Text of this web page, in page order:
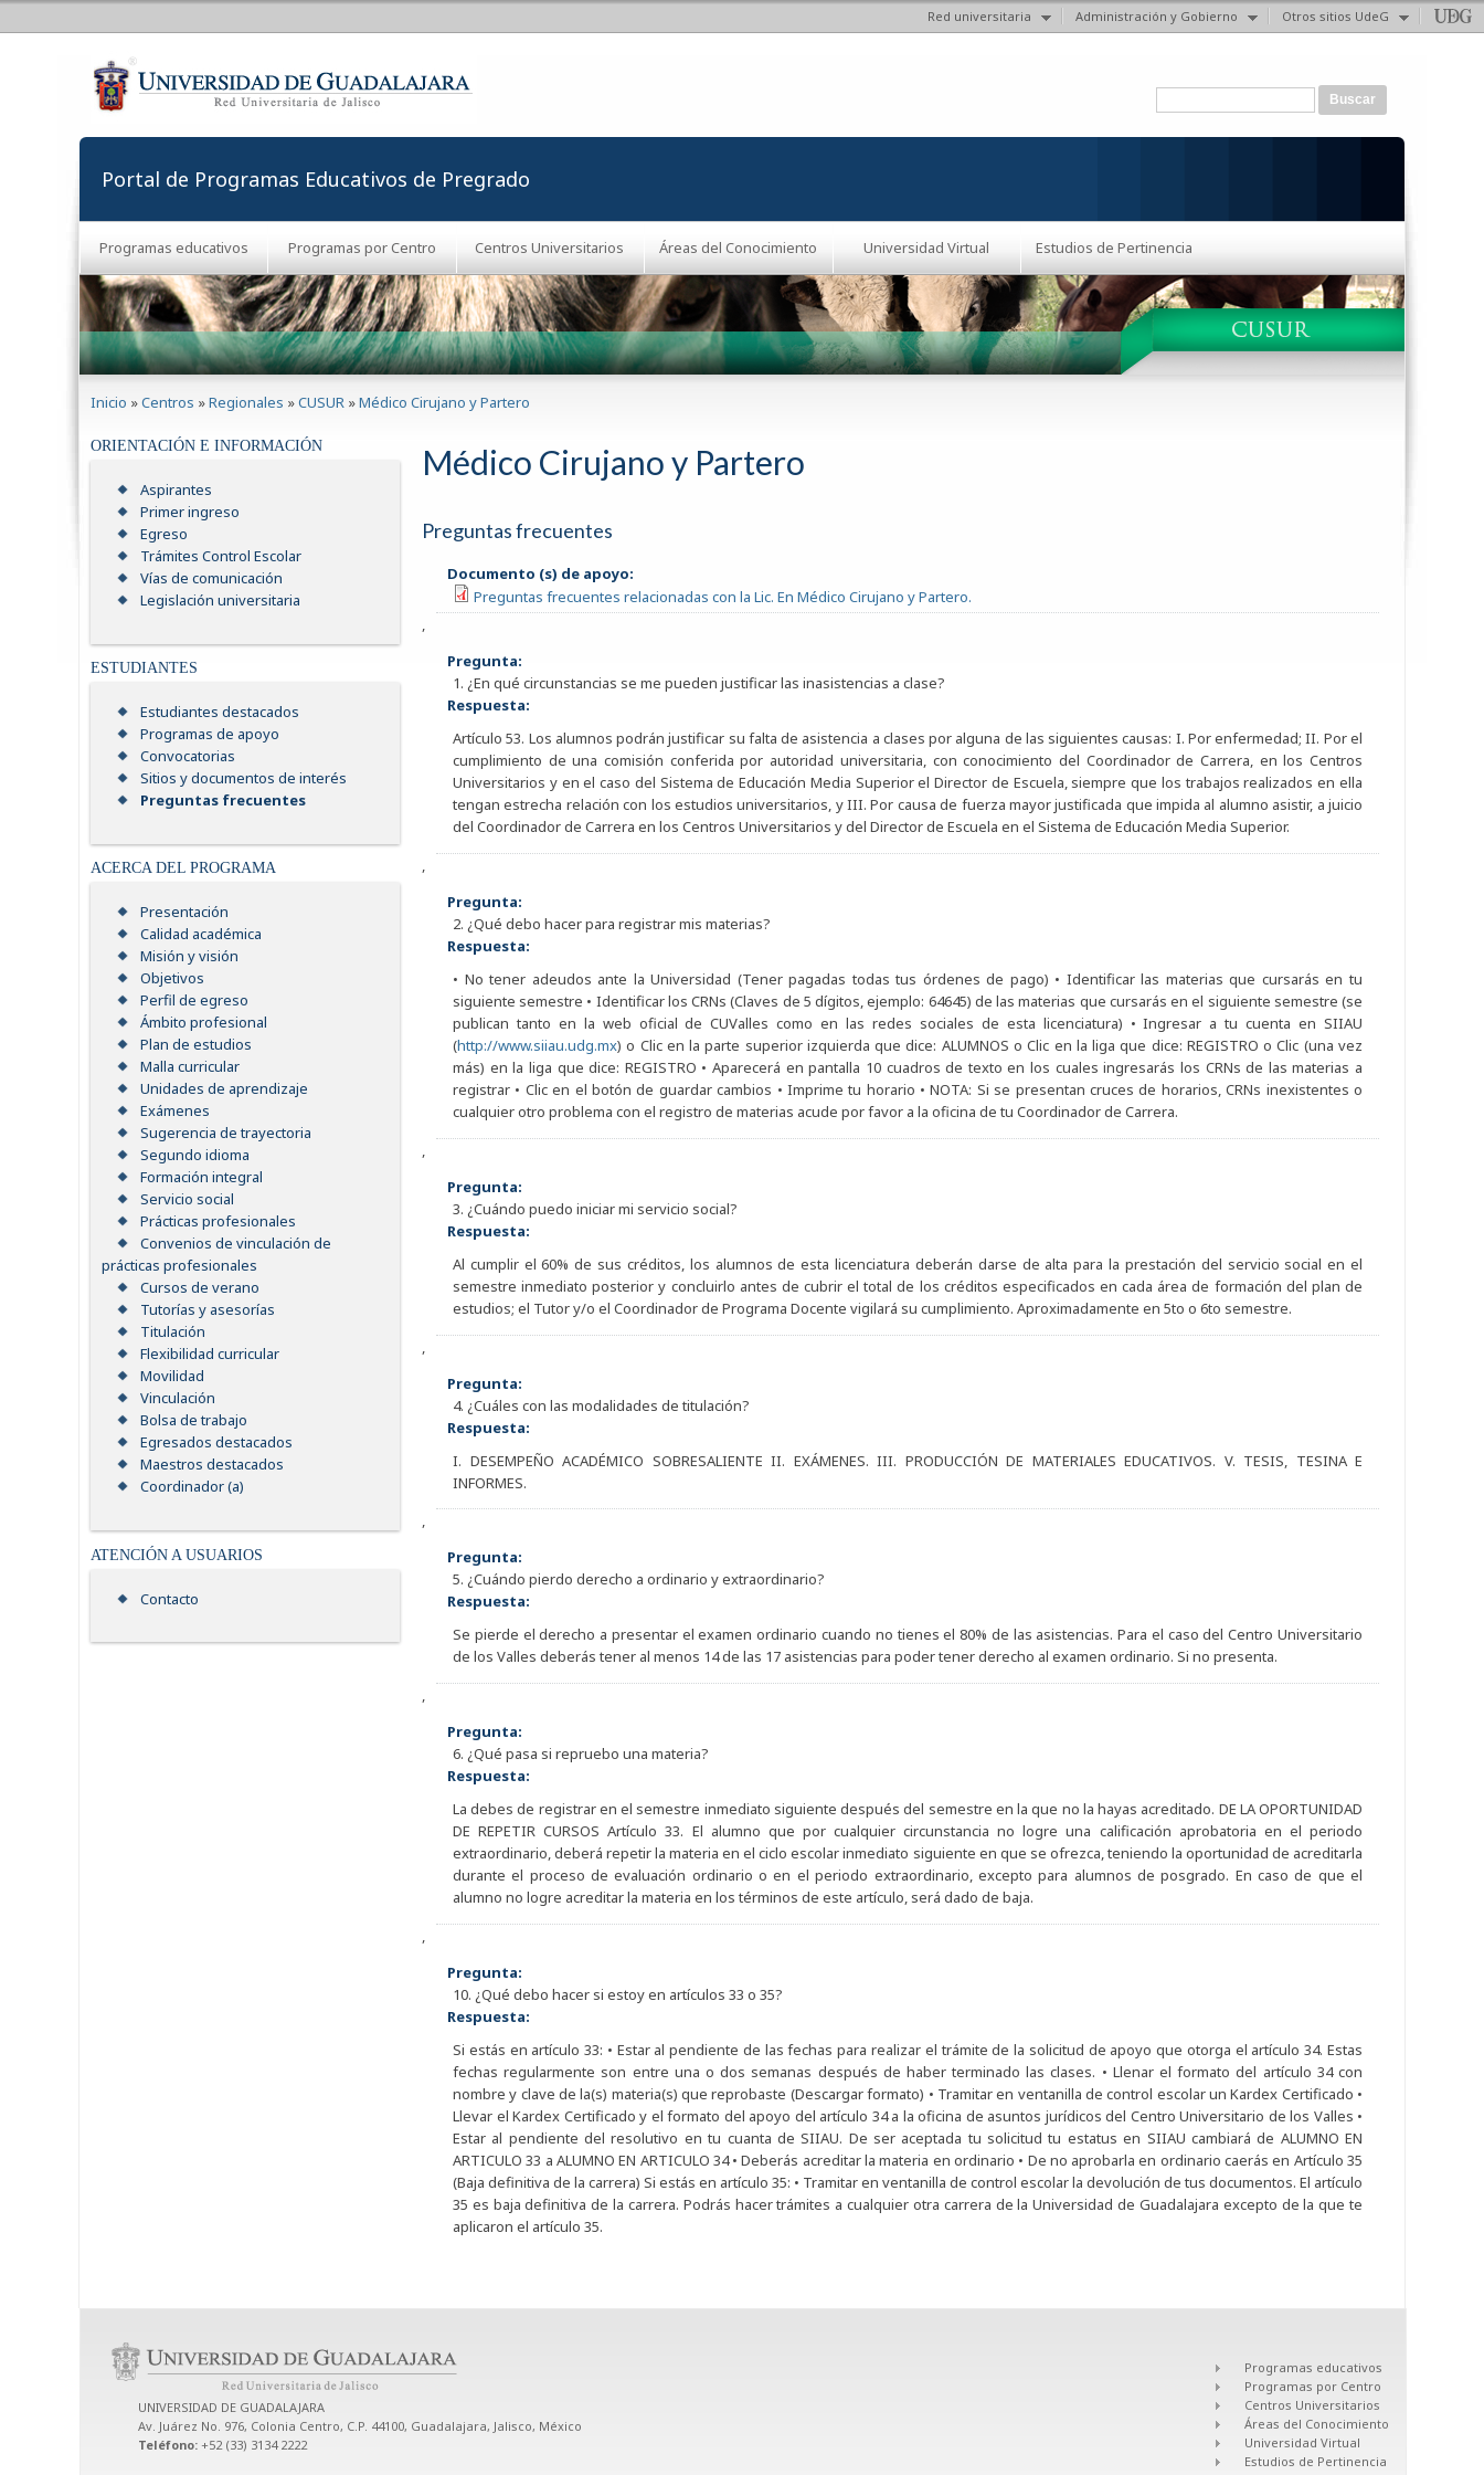
Red universitaria Administración y Gobierno Otros sitios UdeG
Formulario de búsqueda
Portal de Programas Educativos de Pregrado
Programas educativos Programas por Centro Centros Universitarios Áreas del Conocimiento Universidad Virtual Estudios de Pertinencia
Inicio »Centros »Regionales »CUSUR »Médico Cirujano y Partero
ORIENTACIÓN E INFORMACIÓN
Aspirantes
Primer ingreso
Egreso
Trámites Control Escolar
Vías de comunicación
Legislación universitaria
ESTUDIANTES
Estudiantes destacados
Programas de apoyo
Convocatorias
Sitios y documentos de interés
Preguntas frecuentes
ACERCA DEL PROGRAMA
Presentación
Calidad académica
Misión y visión
Objetivos
Perfil de egreso
Ámbito profesional
Plan de estudios
Malla curricular
Unidades de aprendizaje
Exámenes
Sugerencia de trayectoria
Segundo idioma
Formación integral
Servicio social
Prácticas profesionales
Convenios de vinculación de
prácticas profesionales
Cursos de verano
Tutorías y asesorías
Titulación
Flexibilidad curricular
Movilidad
Vinculación
Bolsa de trabajo
Egresados destacados
Maestros destacados
Coordinador (a)
ATENCIÓN A USUARIOS
Contacto
Médico Cirujano y Partero
Preguntas frecuentes
Documento (s) de apoyo:
Preguntas frecuentes relacionadas con la Lic. En Médico Cirujano y Partero.
,
Pregunta:
1. ¿En qué circunstancias se me pueden justificar las inasistencias a clase?
Respuesta:
Artículo 53. Los alumnos podrán justificar su falta de asistencia a clases por alguna de las siguientes causas: I. Por enfermedad; II. Por el
cumplimiento de una comisión conferida por autoridad universitaria, con conocimiento del Coordinador de Carrera, en los Centros
Universitarios y en el caso del Sistema de Educación Media Superior el Director de Escuela, siempre que los trabajos realizados en ella
tengan estrecha relación con los estudios universitarios, y III. Por causa de fuerza mayor justificada que impida al alumno asistir, a juicio
del Coordinador de Carrera en los Centros Universitarios y del Director de Escuela en el Sistema de Educación Media Superior.
,
Pregunta:
2. ¿Qué debo hacer para registrar mis materias?
Respuesta:
• No tener adeudos ante la Universidad (Tener pagadas todas tus órdenes de pago) • Identificar las materias que cursarás en tu
siguiente semestre • Identificar los CRNs (Claves de 5 dígitos, ejemplo: 64645) de las materias que cursarás en el siguiente semestre (se
publican tanto en la web oficial de CUValles como en las redes sociales de esta licenciatura) • Ingresar a tu cuenta en SIIAU
(http://www.siiau.udg.mx) o Clic en la parte superior izquierda que dice: ALUMNOS o Clic en la liga que dice: REGISTRO o Clic (una vez
más) en la liga que dice: REGISTRO • Aparecerá en pantalla 10 cuadros de texto en los cuales ingresarás los CRNs de las materias a
registrar • Clic en el botón de guardar cambios • Imprime tu horario • NOTA: Si se presentan cruces de horarios, CRNs inexistentes o
cualquier otro problema con el registro de materias acude por favor a la oficina de tu Coordinador de Carrera.
,
Pregunta:
3. ¿Cuándo puedo iniciar mi servicio social?
Respuesta:
Al cumplir el 60% de sus créditos, los alumnos de esta licenciatura deberán darse de alta para la prestación del servicio social en el
semestre inmediato posterior y concluirlo antes de cubrir el total de los créditos especificados en cada área de formación del plan de
estudios; el Tutor y/o el Coordinador de Programa Docente vigilará su cumplimiento. Aproximadamente en 5to o 6to semestre.
Pregunta:
4. ¿Cuáles con las modalidades de titulación?
Respuesta:
I. DESEMPEÑO ACADÉMICO SOBRESALIENTE II. EXÁMENES. III. PRODUCCIÓN DE MATERIALES EDUCATIVOS. V. TESIS, TESINA E
INFORMES.
,
Pregunta:
5. ¿Cuándo pierdo derecho a ordinario y extraordinario?
Respuesta:
Se pierde el derecho a presentar el examen ordinario cuando no tienes el 80% de las asistencias. Para el caso del Centro Universitario
de los Valles deberás tener al menos 14 de las 17 asistencias para poder tener derecho al examen ordinario. Si no presenta.
,
Pregunta:
6. ¿Qué pasa si repruebo una materia?
Respuesta:
La debes de registrar en el semestre inmediato siguiente después del semestre en la que no la hayas acreditado. DE LA OPORTUNIDAD
DE REPETIR CURSOS Artículo 33. El alumno que por cualquier circunstancia no logre una calificación aprobatoria en el periodo
extraordinario, deberá repetir la materia en el ciclo escolar inmediato siguiente en que se ofrezca, teniendo la oportunidad de acreditarla
durante el proceso de evaluación ordinario o en el periodo extraordinario, excepto para alumnos de posgrado. En caso de que el
alumno no logre acreditar la materia en los términos de este artículo, será dado de baja.
,
Pregunta:
10. ¿Qué debo hacer si estoy en artículos 33 o 35?
Respuesta:
Si estás en artículo 33: • Estar al pendiente de las fechas para realizar el trámite de la solicitud de apoyo que otorga el artículo 34. Estas
fechas regularmente son entre una o dos semanas después de haber terminado las clases. • Llenar el formato del artículo 34 con
nombre y clave de la(s) materia(s) que reprobaste (Descargar formato) • Tramitar en ventanilla de control escolar un Kardex Certificado •
Llevar el Kardex Certificado y el formato del apoyo del artículo 34 a la oficina de asuntos jurídicos del Centro Universitario de los Valles •
Estar al pendiente del resolutivo en tu cuanta de SIIAU. De ser aceptada tu solicitud tu estatus en SIIAU cambiará de ALUMNO EN
ARTICULO 33 a ALUMNO EN ARTICULO 34 • Deberás acreditar la materia en ordinario • De no aprobarla en ordinario caerás en Artículo 35
(Baja definitiva de la carrera) Si estás en artículo 35: • Tramitar en ventanilla de control escolar la devolución de tus documentos. El artículo
35 es baja definitiva de la carrera. Podrás hacer trámites a cualquier otra carrera de la Universidad de Guadalajara excepto de la que te
aplicaron el artículo 35.
UNIVERSIDAD DE GUADALAJARA
Av. Juárez No. 976, Colonia Centro, C.P. 44100, Guadalajara, Jalisco, México
Teléfono: +52 (33) 3134 2222
Programas educativos
Programas por Centro
Centros Universitarios
Áreas del Conocimiento
Universidad Virtual
Estudios de Pertinencia